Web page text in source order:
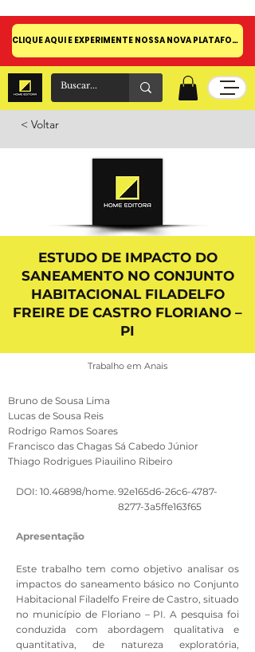
CLIQUE AQUI E EXPERIMENTE NOSSA NOVA PLATAFORMA!
< Voltar
ESTUDO DE IMPACTO DO
SANEAMENTO NO CONJUNTO
HABITACIONAL FILADELFO
FREIRE DE CASTRO FLORIANO –
PI
Trabalho em Anais
Bruno de Sousa Lima
Lucas de Sousa Reis
Rodrigo Ramos Soares
Francisco das Chagas Sá Cabedo Júnior
Thiago Rodrigues Piauilino Ribeiro
DOI: 10.46898/home. 92e165d6-26c6-4787-
8277-3a5ffe163f65
Apresentação
Este trabalho tem como objetivo analisar os
impactos do saneamento básico no Conjunto
Habitacional Filadelfo Freire de Castro, situado
no município de Floriano – PI. A pesquisa foi
conduzida com abordagem qualitativa e
quantitativa, de natureza exploratória,